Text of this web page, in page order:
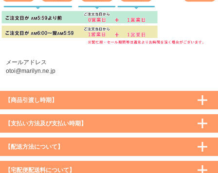
メールアドレス
otoi@marilyn.ne.jp
【商品引渡し時期】
【支払い方法及び支払い時期】
【配送方法について】
【宅配便配送料について】